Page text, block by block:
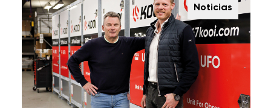
Noticias